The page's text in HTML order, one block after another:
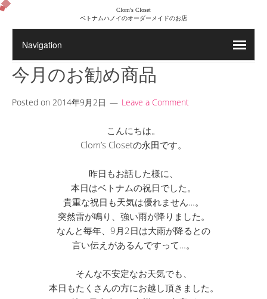
Clom's Closet
ベトナムハノイのオーダーメイドのお店
今月のお勧め商品
Posted on 2014年9月2日 Leave a Comment
こんにちは。
Clom’s Closetの永田です。
昨日もお話した様に、
本日はベトナムの祝日でした。
貴重な祝日も天気は優れません…。
突然雷が鳴り、強い雨が降りました。
なんと毎年、9月2日は大雨が降るとの
言い伝えがあるんですって…。
そんな不安定なお天気でも、
本日もたくさんの方にお越し頂きました。